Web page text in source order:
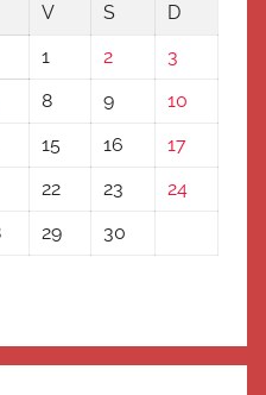
V S
D
1
2
3
8 9
10
15 16
17
22 23
24
29 30